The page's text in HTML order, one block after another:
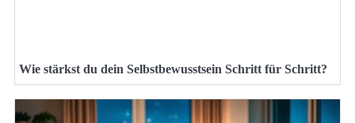
Wie stärkst du dein Selbstbewusstsein Schritt für Schritt?